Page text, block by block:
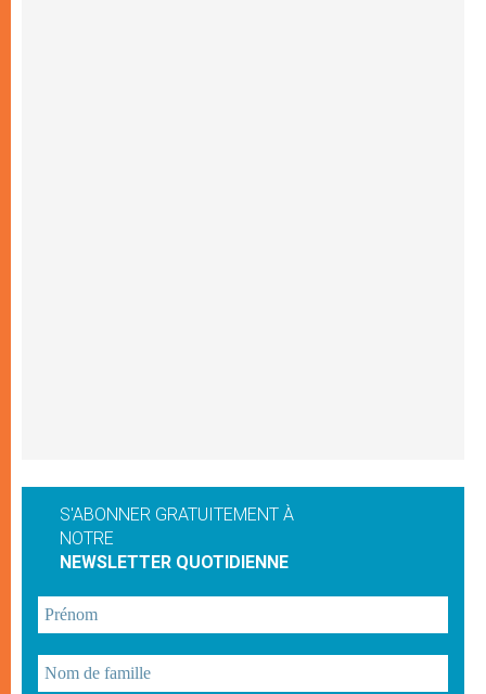
S'ABONNER GRATUITEMENT À
NOTRE
NEWSLETTER QUOTIDIENNE